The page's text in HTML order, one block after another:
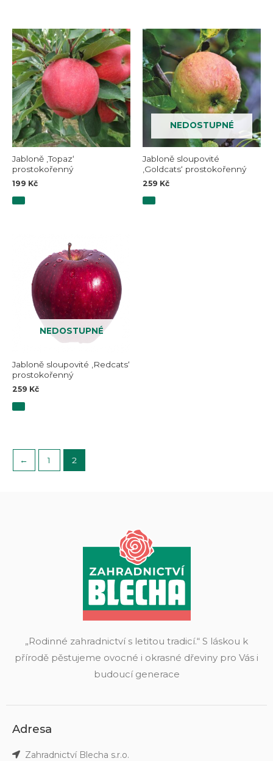
Jabloně ‚Topaz‘
prostokořenný
199 Kč
NEDOSTUPNÉ
Jabloně sloupovité
‚Goldcats‘ prostokořenný
259 Kč
NEDOSTUPNÉ
Jabloně sloupovité ‚Redcats‘
prostokořenný
259 Kč
← 1 2
„Rodinné zahradnictví s letitou tradicí.“ S láskou k
přírodě pěstujeme ovocné i okrasné dřeviny pro Vás i
budoucí generace
Adresa
Zahradnictví Blecha s.r.o.